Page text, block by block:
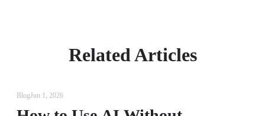
Related Articles
BlogJun 1, 2026